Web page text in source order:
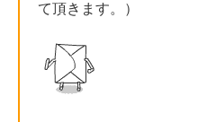
て頂きます。）